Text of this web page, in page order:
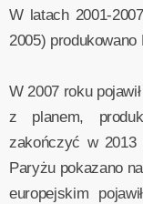
W latach 2001-
2005)
W 2007 roku
z planem,
zakończyć w
Paryżu pokazano
europejskim